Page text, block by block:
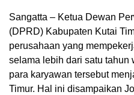
Sangatta – Ketua Dewan
(DPRD) Kabupaten Kutai
perusahaan yang
selama lebih dari satu
para karyawan tersebut
Timur. Hal ini disampaikan